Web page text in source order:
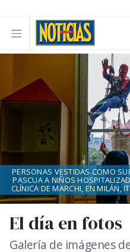
El día en fotos
Galería de imágenes
PERSONAS VESTIDAS COMO
PASCUA A NIÑOS
CLÍNICA DE MARCHI, EN MILÁN,